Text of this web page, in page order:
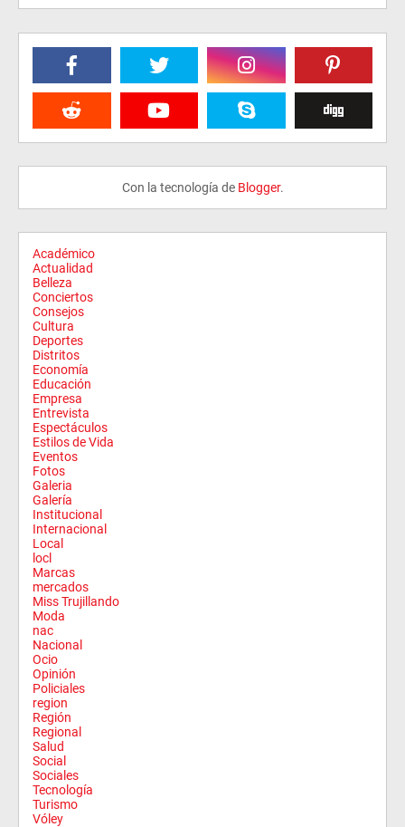
Con la tecnología de Blogger.
Académico
Actualidad
Belleza
Conciertos
Consejos
Cultura
Deportes
Distritos
Economía
Educación
Empresa
Entrevista
Espectáculos
Estilos de Vida
Eventos
Fotos
Galeria
Galería
Institucional
Internacional
Local
locl
Marcas
mercados
Miss Trujillando
Moda
nac
Nacional
Ocio
Opinión
Policiales
region
Región
Regional
Salud
Social
Sociales
Tecnología
Turismo
Vóley